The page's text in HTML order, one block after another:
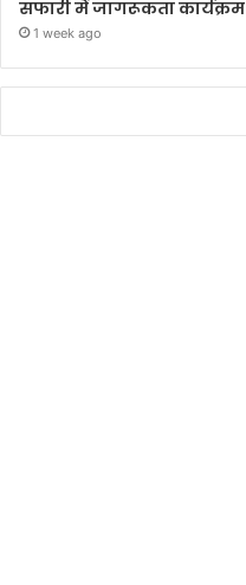
सफारी में जागरूकता कार्यक्रम
1 week ago